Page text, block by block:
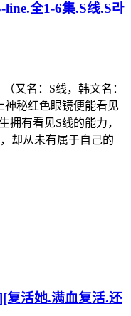
全1-6集.S线.S라
又名：S线，韩文名：
神秘红色眼镜便能看见
拥有看见S线的能力，
却从未有属于自己的
复活她.满血复活.还